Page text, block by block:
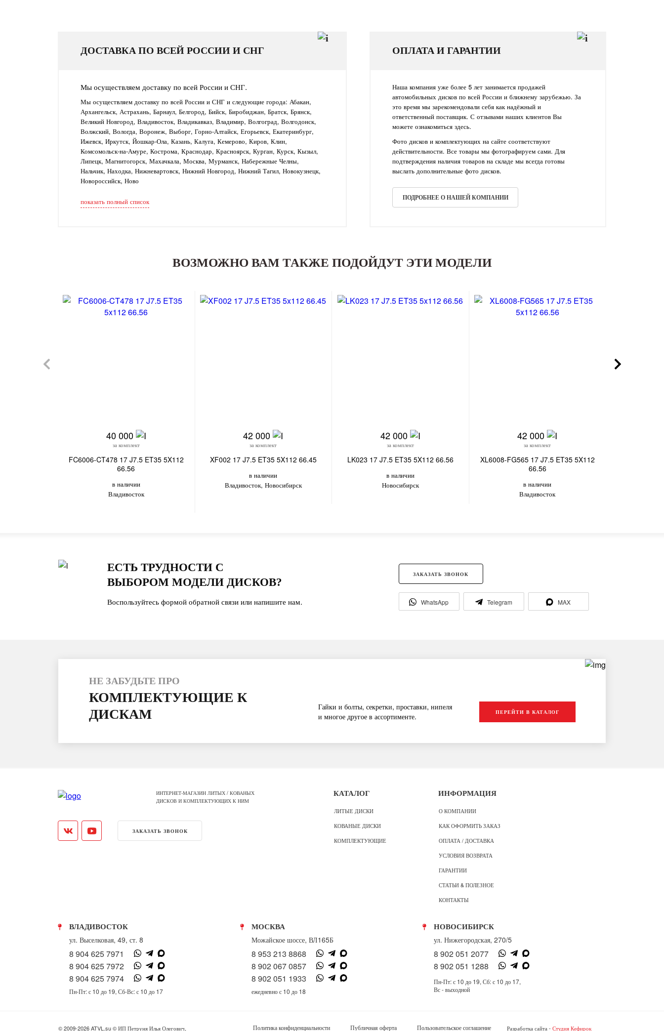
ДОСТАВКА ПО ВСЕЙ РОССИИ И СНГ
Мы осуществляем доставку по всей России и СНГ.
Мы осуществляем доставку по всей России и СНГ и следующие города: Абакан,
Архангельск, Астрахань, Барнаул, Белгород, Бийск, Биробиджан, Братск, Брянск,
Великий Новгород, Владивосток, Владикавказ, Владимир, Волгоград, Волгодонск,
Волжский, Вологда, Воронеж, Выборг, Горно-Алтайск, Егорьевск, Екатеринбург,
Ижевск, Иркутск, Йошкар-Ола, Казань, Калуга, Кемерово, Киров, Клин,
Комсомольск-на-Амуре, Кострома, Краснодар, Красноярск, Курган, Курск, Кызыл,
Липецк, Магнитогорск, Махачкала, Москва, Мурманск, Набережные Челны,
Нальчик, Находка, Нижневартовск, Нижний Новгород, Нижний Тагил, Новокузнецк,
Новороссийск, Ново
показать полный список
ОПЛАТА И ГАРАНТИИ
Наша компания уже более 5 лет занимается продажей
автомобильных дисков по всей России и ближнему зарубежью. За
это время мы зарекомендовали себя как надёжный и
ответственный поставщик. С отзывами наших клиентов Вы
можете ознакомиться здесь.
Фото дисков и комплектующих на сайте соответствуют
действительности. Все товары мы фотографируем сами. Для
подтверждения наличия товаров на складе мы всегда готовы
выслать дополнительные фото дисков.
ПОДРОБНЕЕ О НАШЕЙ КОМПАНИИ
ВОЗМОЖНО ВАМ ТАКЖЕ ПОДОЙДУТ ЭТИ МОДЕЛИ
40 000
за комплект
FC6006-CT478 17 J7.5 ET35 5X112
66.56
в наличии
Владивосток
42 000
за комплект
XF002 17 J7.5 ET35 5X112 66.45
в наличии
Владивосток, Новосибирск
42 000
за комплект
LK023 17 J7.5 ET35 5X112 66.56
в наличии
Новосибирск
42 000
за комплект
XL6008-FG565 17 J7.5 ET35 5X112
66.56
в наличии
Владивосток
ЕСТЬ ТРУДНОСТИ С
ВЫБОРОМ МОДЕЛИ ДИСКОВ?
Воспользуйтесь формой обратной связи или напишите нам.
ЗАКАЗАТЬ ЗВОНОК
WhatsApp Telegram MAX
НЕ ЗАБУДЬТЕ ПРО
КОМПЛЕКТУЮЩИЕ К
ДИСКАМ
Гайки и болты, секретки, проставки, нипеля
и многое другое в ассортименте.
ПЕРЕЙТИ В КАТАЛОГ
ИНТЕРНЕТ-МАГАЗИН ЛИТЫХ / КОВАНЫХ
ДИСКОВ И КОМПЛЕКТУЮЩИХ К НИМ
ЗАКАЗАТЬ ЗВОНОК
КАТАЛОГ
ЛИТЫЕ ДИСКИ
КОВАНЫЕ ДИСКИ
КОМПЛЕКТУЮЩИЕ
ИНФОРМАЦИЯ
О КОМПАНИИ
КАК ОФОРМИТЬ ЗАКАЗ
ОПЛАТА / ДОСТАВКА
УСЛОВИЯ ВОЗВРАТА
ГАРАНТИИ
СТАТЬИ & ПОЛЕЗНОЕ
КОНТАКТЫ
ВЛАДИВОСТОК
ул. Выселковая, 49, ст. 8
8 904 625 7971
8 904 625 7972
8 904 625 7974
Пн-Пт: с 10 до 19, Сб-Вс: с 10 до 17
МОСКВА
Можайское шоссе, ВЛ165Б
8 953 213 8868
8 902 067 0857
8 902 051 1933
ежедневно с 10 до 18
НОВОСИБИРСК
ул. Нижегородская, 270/5
8 902 051 2077
8 902 051 1288
Пн-Пт: с 10 до 19, Сб: с 10 до 17,
Вс - выходной
© 2009-2026 ATVL.su © ИП Петруня Илья Олегович, Политика конфиденциальности Публичная оферта Пользовательское соглашение Разработка сайта - Студия Кефирок